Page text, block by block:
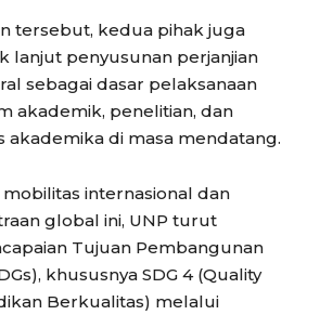
tersebut, kedua pihak juga
lanjut penyusunan perjanjian
sebagai dasar pelaksanaan
akademik, penelitian, dan
akademika di masa mendatang.
internasional dan
global ini, UNP turut
Tujuan Pembangunan
khususnya SDG 4 (Quality
Berkualitas) melalui